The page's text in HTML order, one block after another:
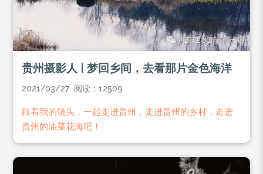
贵州摄影人 | 梦回乡间，去看那片金色海洋
2021/03/27 阅读：12509
跟着我的镜头，一起走进贵州，走进贵州的乡村，走进
贵州的油菜花海吧！